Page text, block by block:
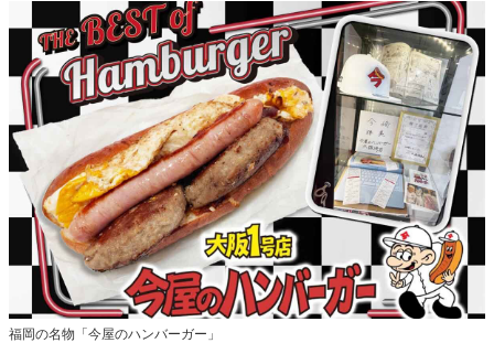
ン
タ
メ
N
E
「
み
よ
か
」
福岡の名物「今屋のハンバーガー」